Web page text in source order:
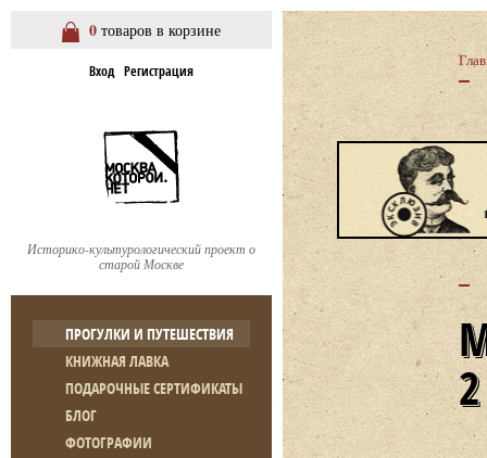
0 товаров в корзине
Вход Регистрация
Историко-культурологический проект о
старой Москве
ПРОГУЛКИ И ПУТЕШЕСТВИЯ
КНИЖНАЯ ЛАВКА
ПОДАРОЧНЫЕ СЕРТИФИКАТЫ
БЛОГ
ФОТОГРАФИИ